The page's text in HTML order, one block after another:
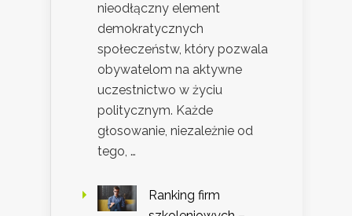
nieodłączny element
demokratycznych
społeczeństw, który pozwala
obywatelom na aktywne
uczestnictwo w życiu
politycznym. Każde
głosowanie, niezależnie od
tego, …
Ranking firm